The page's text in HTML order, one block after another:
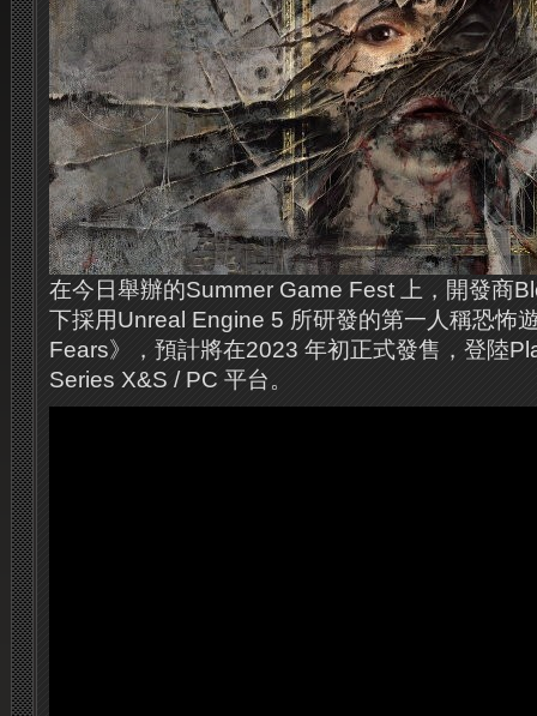
在今日舉辦的Summer Game Fest 上，開發商
下採用Unreal Engine 5 所研發的第一人稱恐怖
Fears》，預計將在2023 年初正式發售，登陸
Series X&S / PC 平台。